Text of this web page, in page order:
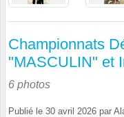
Championnats
"MASCULIN" et
6 photos
Publié le 30 avril 2026 par